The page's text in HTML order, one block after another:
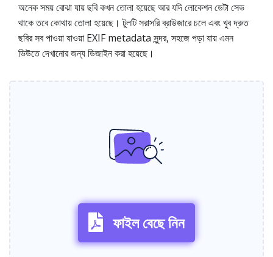
অনেক সময় বোঝা যায় ছবি কখন তোলা হয়েছে আর যদি লোকেশন ডেটা সেভ
থাকে তবে কোথায় তোলা হয়েছে। টুলটি সরাসরি ব্রাউজারে চলে এবং খুব দ্রুত
ছবির সব পাওয়া যাওয়া EXIF metadata সুন্দর, সহজে পড়া যায় এমন
ভিউতে দেখানোর জন্য ডিজাইন করা হয়েছে।
ফাইল বেছে নিন